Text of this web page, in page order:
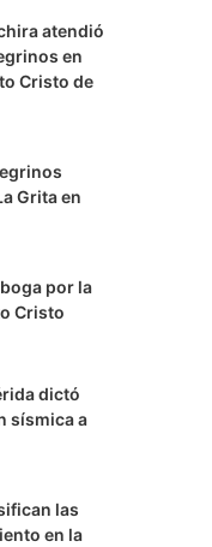
atendió
en
Cristo de
Grita en
por la
Cristo
dictó
sísmica a
las
en la